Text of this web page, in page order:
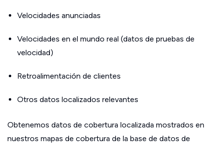
Velocidades anunciadas
Velocidades en el mundo real (datos de pruebas de
velocidad)
Retroalimentación de clientes
Otros datos localizados relevantes
Obtenemos datos de cobertura localizada mostrados en
nuestros mapas de cobertura de la base de datos de